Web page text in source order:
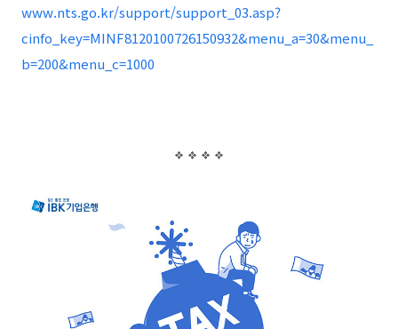
www.nts.go.kr/support/support_03.asp?
cinfo_key=MINF8120100726150932&menu_a=30&menu_
b=200&menu_c=1000